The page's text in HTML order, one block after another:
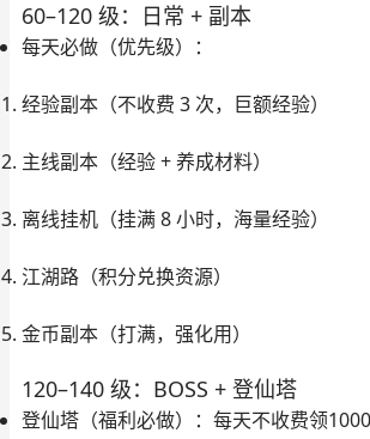
60–120 级：日常 + 副本
每天必做（优先级） ：
经验副本（不收费 3 次，巨额经验）
主线副本（经验 + 养成材料）
离线挂机（挂满 8 小时，海量经验）
江湖路（积分兑换资源）
金币副本（打满，强化用）
120–140 级：BOSS + 登仙塔
登仙塔（福利必做） ：每天不收费领